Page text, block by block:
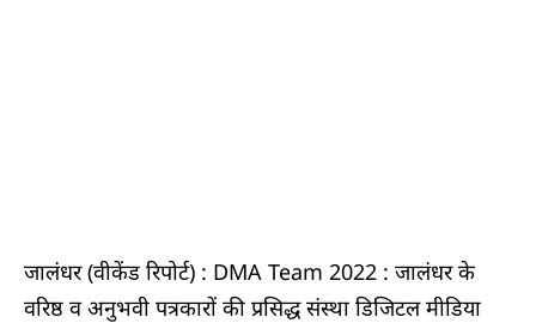
जालंधर (वीकेंड रिपोर्ट) : DMA Team 2022 : जालंधर के
वरिष्ठ व अनुभवी पत्रकारों की प्रसिद्ध संस्था डिजिटल मीडिया